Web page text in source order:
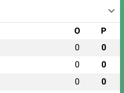
O P
0 0
0 0
0 0